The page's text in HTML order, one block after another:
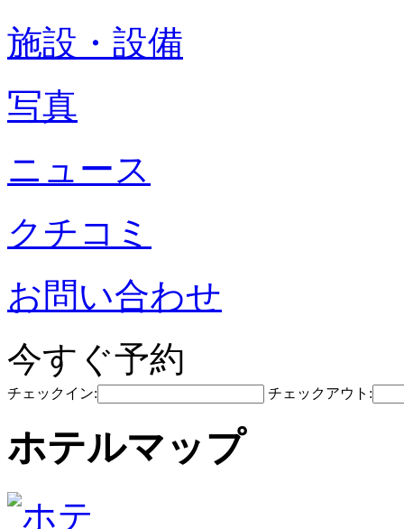
施設・設備
写真
ニュース
クチコミ
お問い合わせ
今すぐ予約
チェックイン: チェックアウト:
ホテルマップ